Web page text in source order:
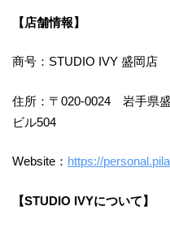
【店舗情報】
商号：STUDIO IVY 盛岡店
住所：〒020-0024 岩手県
ビル504
Website： https://
【STUDIO IVYについて】